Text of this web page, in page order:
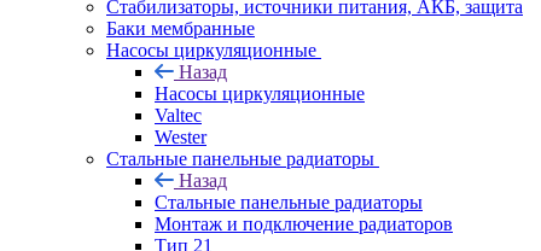
Стабилизаторы, источники питания, АКБ, защита
Баки мембранные
Насосы циркуляционные
Назад
Насосы циркуляционные
Valtec
Wester
Стальные панельные радиаторы
Назад
Стальные панельные радиаторы
Монтаж и подключение радиаторов
Тип 21